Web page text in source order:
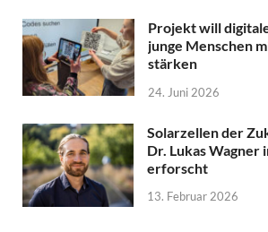
Projekt will
junge Menschen
stärken
24. Juni 2026
Solarzellen der
Dr. Lukas Wagner
erforscht
13. Februar 2026